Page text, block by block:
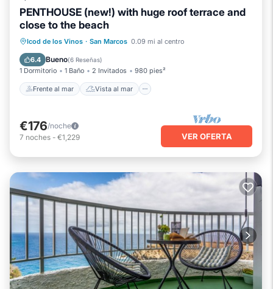
PENTHOUSE (new!) with huge roof terrace and
close to the beach
Icod de los Vinos · San Marcos 0.09 mi al centro
6.4 Bueno(6 Reseñas)
1 Dormitorio 1 Baño 2 Invitados 980 pies²
Frente al mar Vista al mar
Frente al mar
Vista al mar
Balcón/Terraza
€176/noche
7 noches - €1,229 VER OFERTA